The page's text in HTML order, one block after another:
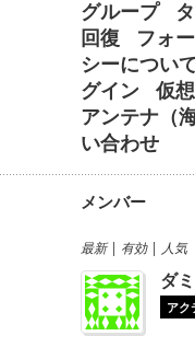
グループ
回復
フォ
シーについ
グイン
仮
アンテナ（海
い合わせ
メンバー
最新| 有効| 人気
ダ
アク